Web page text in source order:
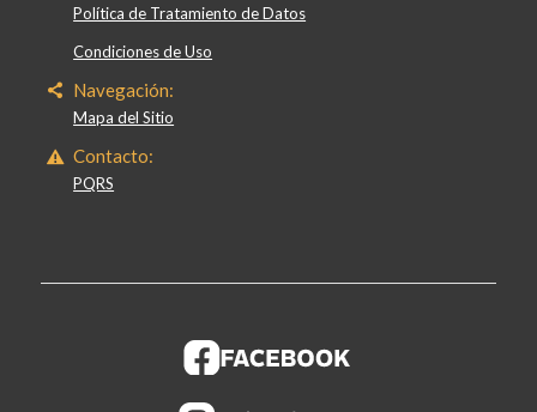
Política de Tratamiento de Datos
Condiciones de Uso
Navegación:
Mapa del Sitio
Contacto:
PQRS